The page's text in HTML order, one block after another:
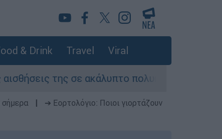
& Drink Travel Viral
της σε ακάλυπτο πολυκατοικίας στη
➔ Εορτολόγιο: Ποιοι γιορτάζουν